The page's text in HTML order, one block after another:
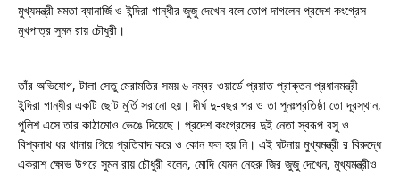
মুখ্যমন্ত্রী মমতা ব্যানার্জি ও ইন্দিরা গান্ধীর জুজু দেখেন বলে তোপ দাগলেন প্রদেশ কংগ্রেস
মুখপাত্র সুমন রায় চৌধুরী।
তাঁর অভিযোগ, টালা সেতু মেরামতির সময় ৬ নম্বর ওয়ার্ডে প্রয়াত প্রাক্তন প্রধানমন্ত্রী
ইন্দিরা গান্ধীর একটি ছোট মুর্তি সরানো হয়। দীর্ঘ দু-বছর পর ও তা পুনঃপ্রতিষ্ঠা তো দূরস্থান,
পুলিশ এসে তার কাঠামোও ভেঙে দিয়েছে। প্রদেশ কংগ্রেসের দুই নেতা স্বরূপ বসু ও
বিশ্বনাথ ধর থানায় গিয়ে প্রতিবাদ করে ও কোন ফল হয় নি। এই ঘটনায় মুখ্যমন্ত্রী র বিরুদ্ধে
একরাশ ক্ষোভ উগরে সুমন রায় চৌধুরী বলেন, মোদি যেমন নেহরু জির জুজু দেখেন, মুখ্যমন্ত্রীও